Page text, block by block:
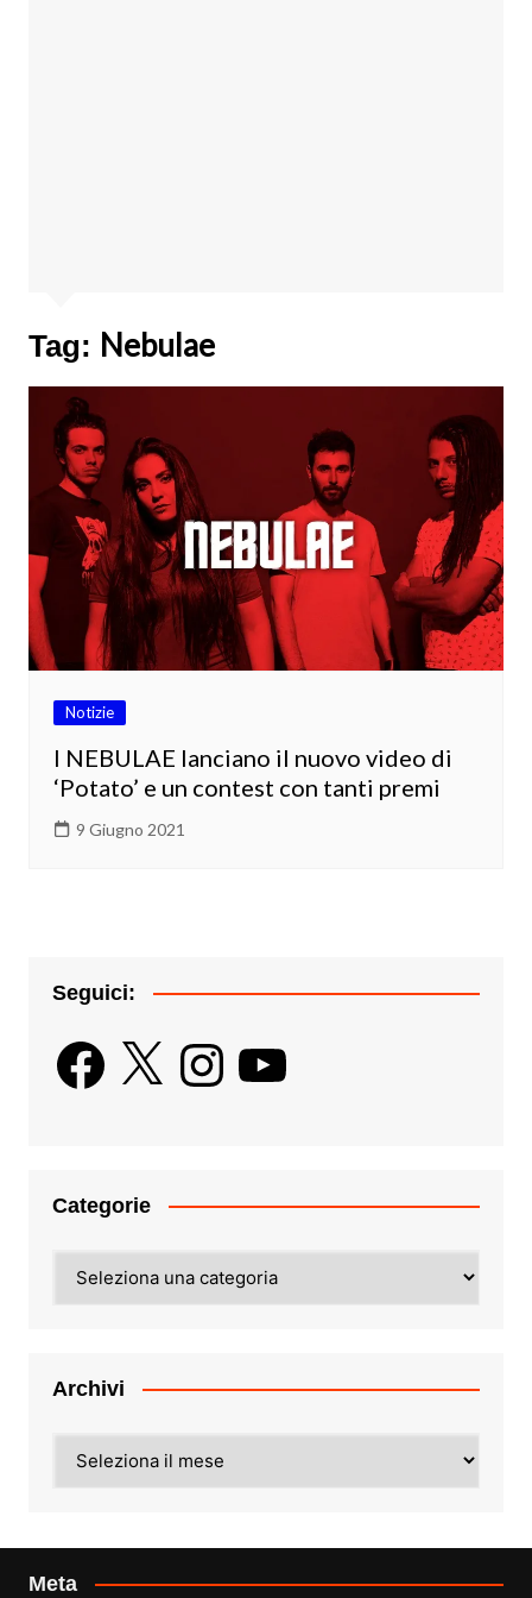
Tag: Nebulae
Notizie
I NEBULAE lanciano il nuovo video di
‘Potato’ e un contest con tanti premi
9 Giugno 2021
Seguici:
Facebook
X InstagramYouTube
Categorie
Archivi
Meta